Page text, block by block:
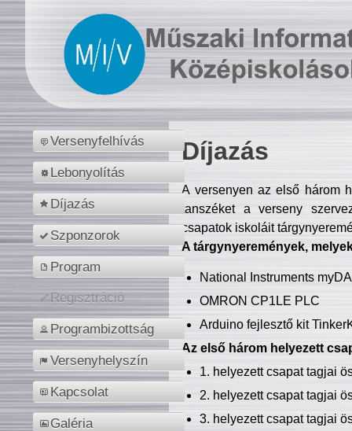
Versenyfelhívás
Lebonyolítás
Díjazás
Szponzorok
Program
Regisztráció
Programbizottság
Versenyhelyszín
Kapcsolat
Galéria
Díjazás
A versenyen az első három
tanszéket a verseny
csapatok iskoláit
A tárgynyeremények,
National Instruments
OMRON CP1LE PLC
Arduino fejlesztő kit
Az első három helyezett
1. helyezett csapat tagjai
2. helyezett csapat tagjai
3. helyezett csapat tagjai